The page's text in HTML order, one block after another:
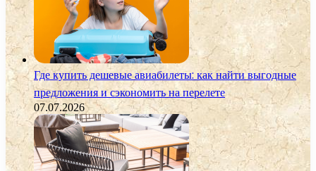
Где купить дешевые авиабилеты: как найти выгодные
предложения и сэкономить на перелете
07.07.2026